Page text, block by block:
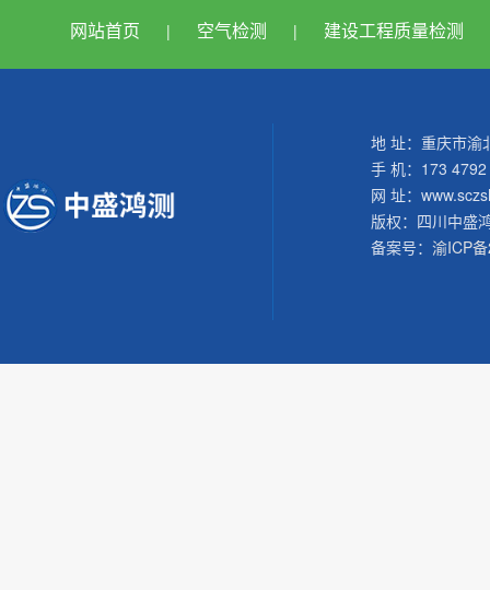
网站首页 | 空气检测 | 建设工程质量检测
地 址：重庆市渝
手 机：173
网 址：
版权：四川中盛
备案号： 渝ICP